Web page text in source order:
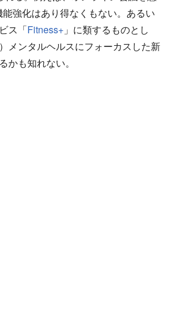
強化はあり得なくもない。あるい
ス「Fitness+ 」に類するものとし
メンタルヘルスにフォーカスした新
かも知れない。